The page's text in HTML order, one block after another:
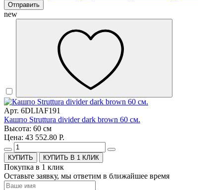
Отправить
new
Арт. 6DLIAF191
Кашпо Struttura divider dark brown 60 см.
Высота: 60 см
Цена: 43 552.80 Р.
КУПИТЬ В 1 КЛИК
Покупка в 1 клик
Оставьте заявку, мы ответим в ближайшее время